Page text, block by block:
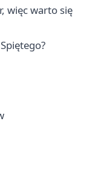
więc warto się